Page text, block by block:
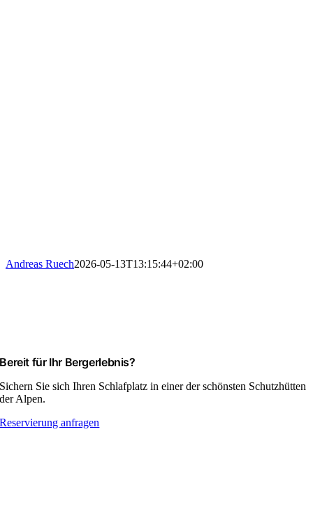
Andreas Ruech2026-05-13T13:15:44+02:00
Bereit für Ihr Bergerlebnis?
Sichern Sie sich Ihren Schlafplatz in einer der schönsten Schutzhütten
der Alpen.
Reservierung anfragen